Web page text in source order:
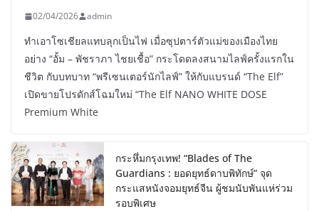
02/04/2026 admin
ทำเอาโซเชียลแทบลุกเป็นไฟ เมื่อซุปตาร์ตัวแม่ของเมืองไทย
อย่าง “อั้ม – พัชราภา ไชยเชื้อ” กระโดดลงสนามไลฟ์ครั้งแรกใน
ชีวิต กับบทบาท “พรีเซนเตอร์นักไลฟ์” ให้กับแบรนด์ “The Elf”
เปิดขายโปรดักส์โฉมใหม่ “The Elf NANO WHITE DOSE
Premium White
กระหึ่มกรุงเทพ! “Blades of The
Guardians : ยอดยุทธ์ดาบพิทักษ์” จุด
กระแสหนังจอมยุทธ์จีน ผู้ชมนับพันแห่ร่วม
รอบพิเศษ